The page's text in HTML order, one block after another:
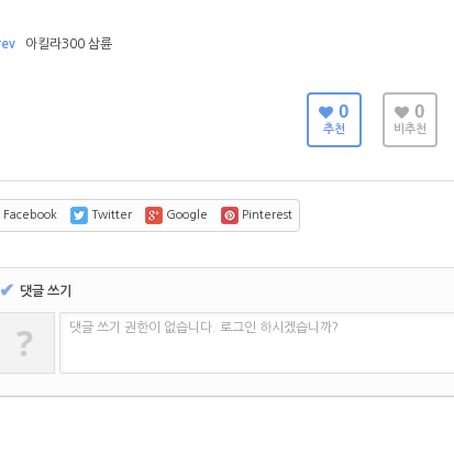
아킬라300 삼륜
0
추천
0
비추천
Facebook Twitter Google Pinterest
✔ 댓글 쓰기
? 댓글 쓰기 권한이 없습니다. 로그인 하시겠습니까?